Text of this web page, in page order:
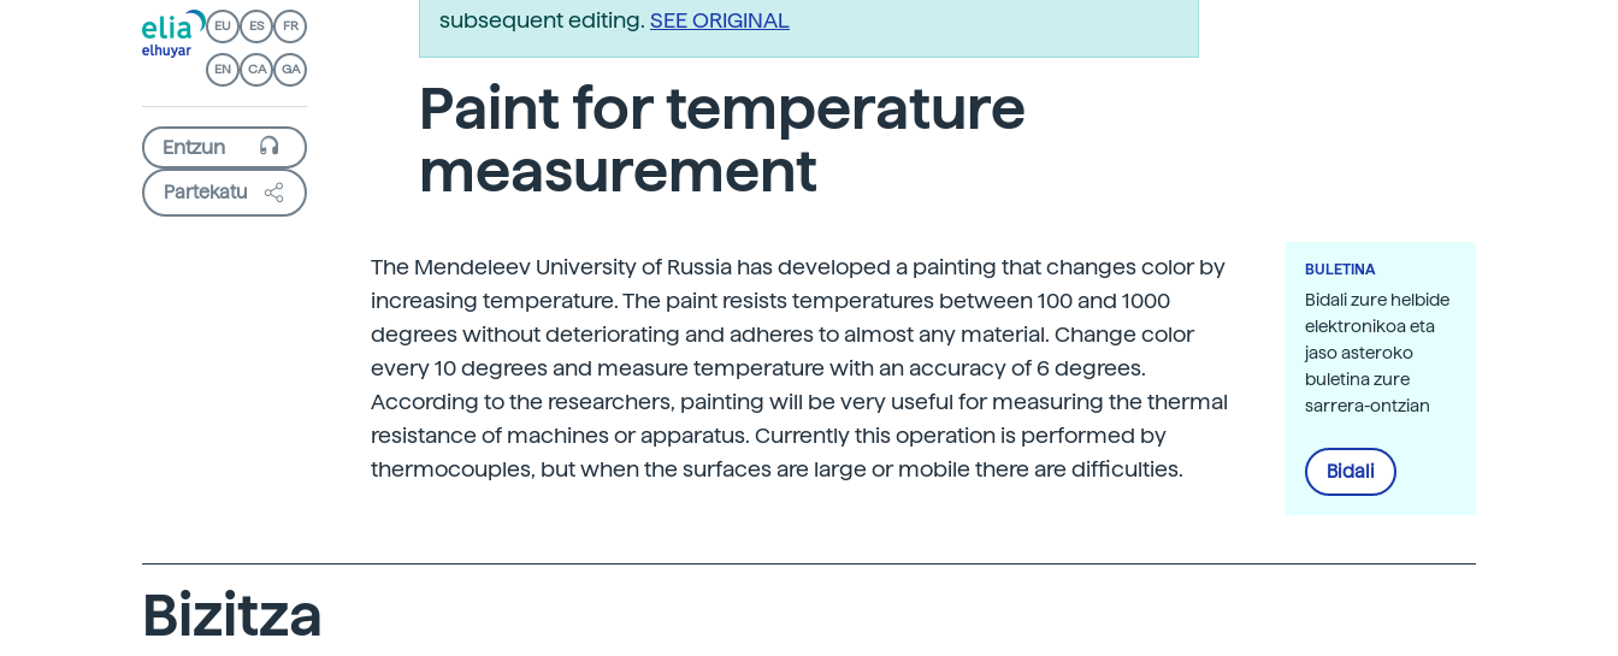
EU ES FR
EN CA GA
Partekatu
subsequent editing. SEE ORIGINAL
Paint for temperature
measurement
The Mendeleev University of Russia has developed a painting that changes color by
increasing temperature. The paint resists temperatures between 100 and 1000
degrees without deteriorating and adheres to almost any material. Change color
every 10 degrees and measure temperature with an accuracy of 6 degrees.
According to the researchers, painting will be very useful for measuring the thermal
resistance of machines or apparatus. Currently this operation is performed by
thermocouples, but when the surfaces are large or mobile there are difficulties.
BULETINA
Bidali zure helbide
elektronikoa eta
jaso asteroko
buletina zure
sarrera-ontzian
Bidali
Bizitza